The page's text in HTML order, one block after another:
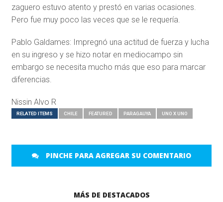
zaguero estuvo atento y prestó en varias ocasiones.
Pero fue muy poco las veces que se le requería.
Pablo Galdames: Impregnó una actitud de fuerza y lucha
en su ingreso y se hizo notar en mediocampo sin
embargo se necesita mucho más que eso para marcar
diferencias.
Nissin Alvo R
RELATED ITEMS CHILE FEATURED PARAGAUYA UNO X UNO
PINCHE PARA AGREGAR SU COMENTARIO
MÁS DE DESTACADOS